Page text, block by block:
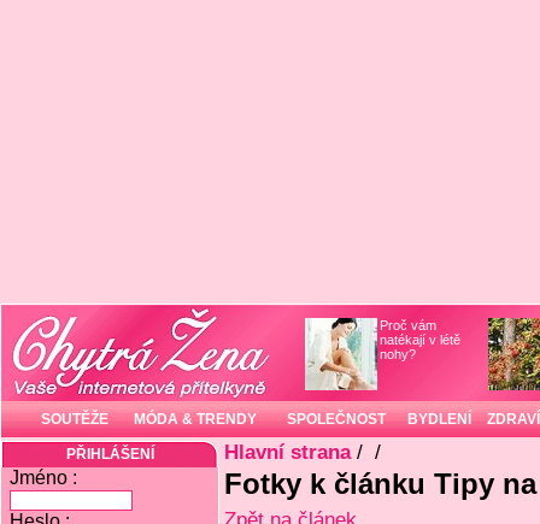
Proč vám
natékají v létě
nohy?
SOUTĚŽE MÓDA & TRENDY SPOLEČNOST BYDLENÍ ZDRAVÍ
PŘIHLÁŠENÍ
Jméno :
Hlavní strana/ /
Fotky k článku Tipy